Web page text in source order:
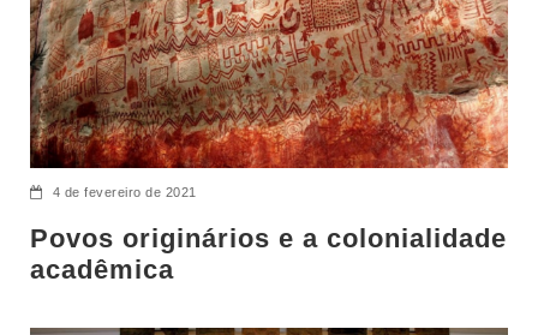
4 de fevereiro de 2021
Povos originários e a colonialidade
acadêmica